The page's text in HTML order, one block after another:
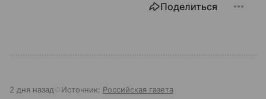
Поделиться
2 дня назад Источник: Российская газета